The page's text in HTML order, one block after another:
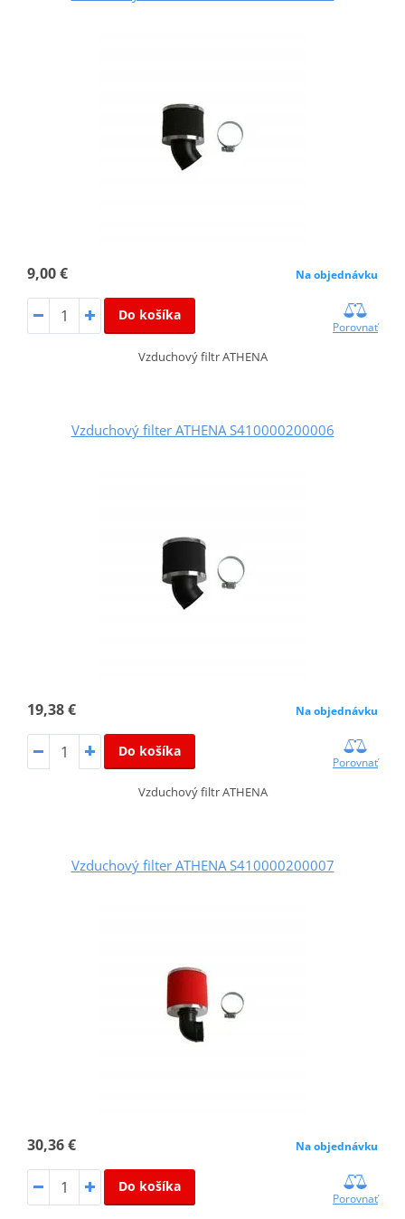
9,00 € Na objednávku
Do košíka
Porovnať
Vzduchový filtr ATHENA
Vzduchový filter ATHENA S410000200006
19,38 € Na objednávku
Do košíka
Porovnať
Vzduchový filtr ATHENA
Vzduchový filter ATHENA S410000200007
30,36 € Na objednávku
Do košíka
Porovnať